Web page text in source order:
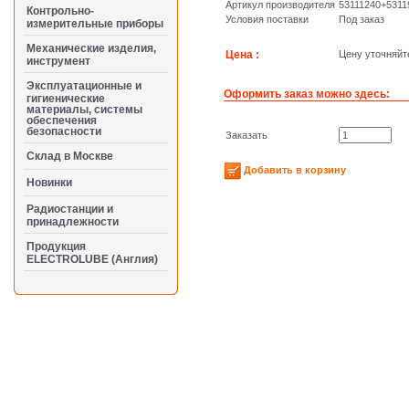
Артикул производителя
Условия поставки
Под заказ
Цена : Цену
Оформить заказ можно здесь:
Заказать
Добавить в корзину
Контрольно-
измерительные приборы
Механические изделия,
инструмент
Эксплуатационные и
гигиенические
материалы, системы
обеспечения
безопасности
Cклад в Москве
Новинки
Радиостанции и
принадлежности
Продукция
ELECTROLUBE (Англия)